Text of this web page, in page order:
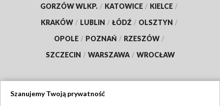
GORZÓW WLKP. / KATOWICE / KIELCE /
KRAKÓW / LUBLIN / ŁÓDŹ / OLSZTYN /
OPOLE / POZNAŃ / RZESZÓW /
SZCZECIN / WARSZAWA / WROCŁAW
Szanujemy Twoją prywatność